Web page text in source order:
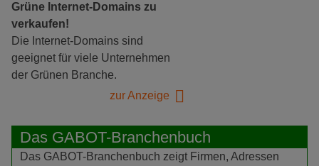
Grüne Internet-Domains zu
verkaufen!
Die Internet-Domains sind
geeignet für viele Unternehmen
der Grünen Branche.
zur Anzeige
Das GABOT-Branchenbuch
Das GABOT-Branchenbuch zeigt Firmen, Adressen